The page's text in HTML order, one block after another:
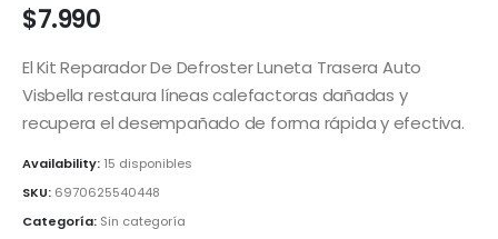
$7.990
El Kit Reparador De Defroster Luneta Trasera Auto
Visbella restaura líneas calefactoras dañadas y
recupera el desempañado de forma rápida y efectiva.
Availability: 15 disponibles
SKU: 6970625540448
Categoría: Sin categoría